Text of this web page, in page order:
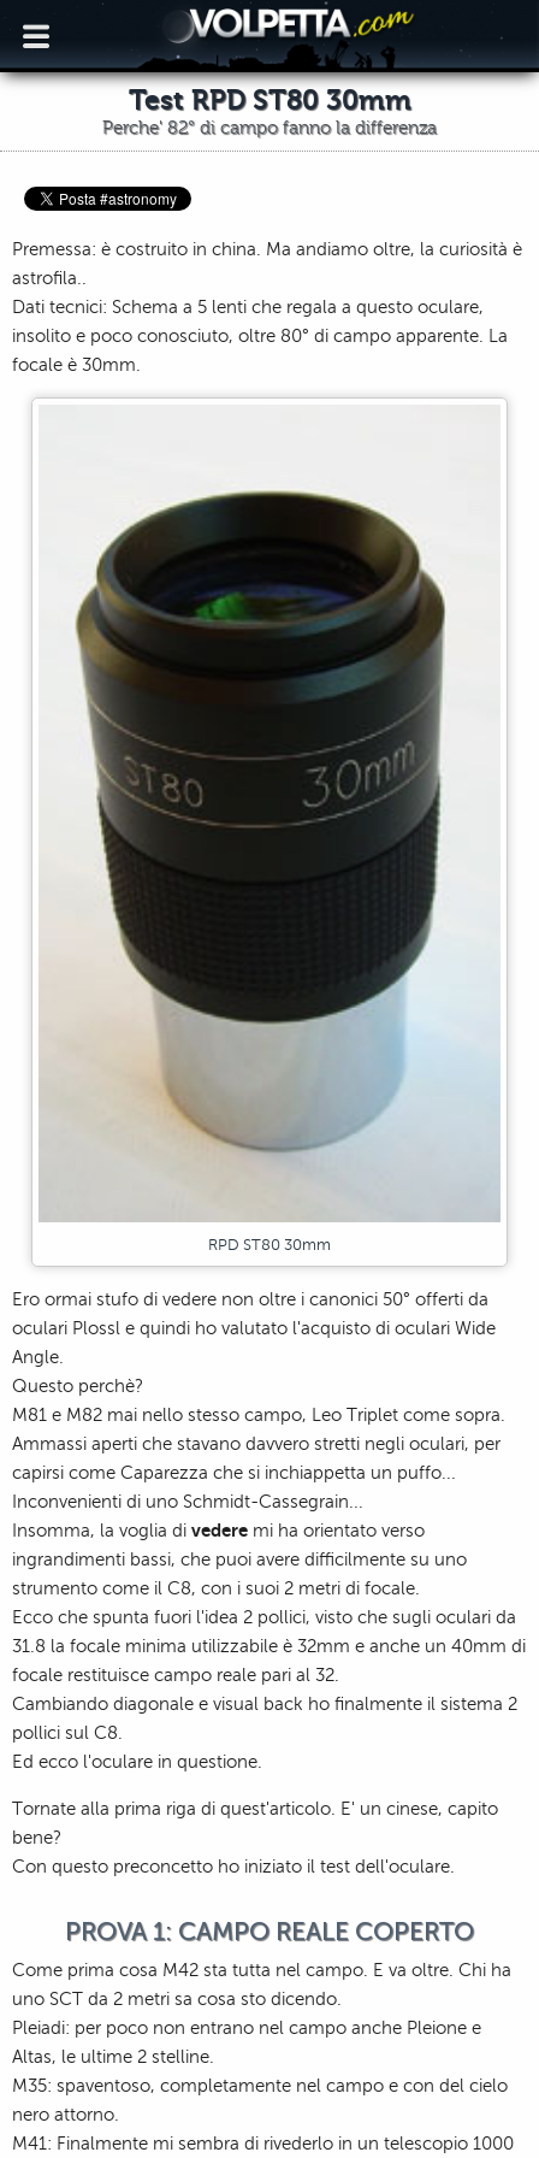
Test RPD ST80 30mm
Perche' 82° di campo fanno la differenza
Premessa: è costruito in china. Ma andiamo oltre, la curiosità è
astrofila..
Dati tecnici: Schema a 5 lenti che regala a questo oculare,
insolito e poco conosciuto, oltre 80° di campo apparente. La
focale è 30mm.
RPD ST80 30mm
Ero ormai stufo di vedere non oltre i canonici 50° offerti da
oculari Plossl e quindi ho valutato l'acquisto di oculari Wide
Angle.
Questo perchè?
M81 e M82 mai nello stesso campo, Leo Triplet come sopra.
Ammassi aperti che stavano davvero stretti negli oculari, per
capirsi come Caparezza che si inchiappetta un puffo...
Inconvenienti di uno Schmidt-Cassegrain...
Insomma, la voglia di vedere mi ha orientato verso
ingrandimenti bassi, che puoi avere difficilmente su uno
strumento come il C8, con i suoi 2 metri di focale.
Ecco che spunta fuori l'idea 2 pollici, visto che sugli oculari da
31.8 la focale minima utilizzabile è 32mm e anche un 40mm di
focale restituisce campo reale pari al 32.
Cambiando diagonale e visual back ho finalmente il sistema 2
pollici sul C8.
Ed ecco l'oculare in questione.
Tornate alla prima riga di quest'articolo. E' un cinese, capito
bene?
Con questo preconcetto ho iniziato il test dell'oculare.
PROVA 1: CAMPO REALE COPERTO
Come prima cosa M42 sta tutta nel campo. E va oltre. Chi ha
uno SCT da 2 metri sa cosa sto dicendo.
Pleiadi: per poco non entrano nel campo anche Pleione e
Altas, le ultime 2 stelline.
M35: spaventoso, completamente nel campo e con del cielo
nero attorno.
M41: Finalmente mi sembra di rivederlo in un telescopio 1000